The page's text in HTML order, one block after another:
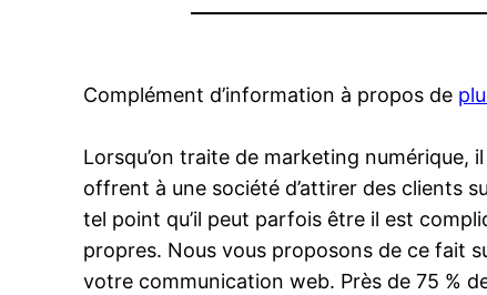
Complément d’information à propos de
Lorsqu’on traite de marketing
offrent à une société d’attirer des clients
tel point qu’il peut parfois être il est
propres. Nous vous proposons de ce fait
votre communication web. Près de 75 %